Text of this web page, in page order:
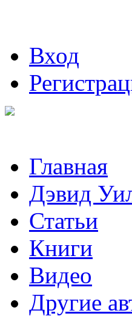
Вход
Главная
Дэвид
Статьи
Книги
Видео
Другие